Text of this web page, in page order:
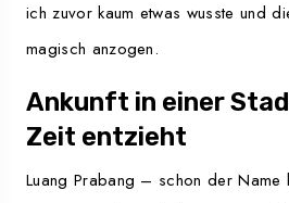
ich zuvor kaum etwas wusste und
magisch anzogen.
Ankunft in einer
Zeit entzieht
Luang Prabang – schon der Name